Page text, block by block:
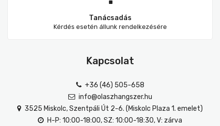
Tanácsadás
Kérdés esetén állunk rendelkezésére
Kapcsolat
+36 (46) 505-658
info@olaszhangszer.hu
3525 Miskolc, Szentpáli Út 2-6. (Miskolc Plaza 1. emelet)
H-P: 10:00-18:00, SZ: 10:00-18:30, V: zárva